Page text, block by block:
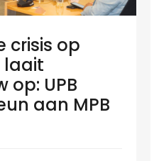
crisis op
laait
op: UPB
aan MPB